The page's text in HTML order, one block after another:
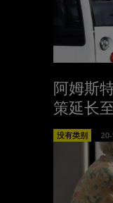
阿姆斯
策延长
没有类别